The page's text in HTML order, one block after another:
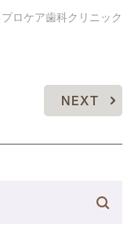
ロケア歯科クリニック
NEXT